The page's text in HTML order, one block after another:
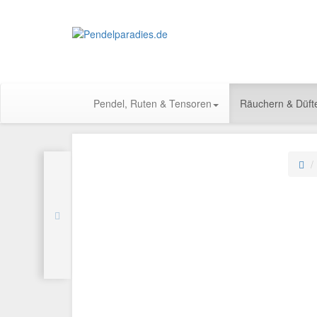
Pendel, Ruten & Tensoren Räuchern &